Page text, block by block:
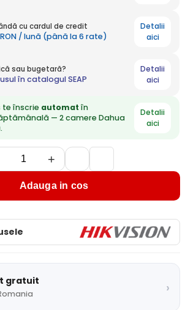
cu cardul de credit
RON / lună (până la 6 rate)
Detalii
aici
sau bugetară?
în catalogul SEAP
Detalii
aici
te înscrie automat în
— 2 camere Dahua
Detalii
aici
+
Adauga in cos
gratuit ›